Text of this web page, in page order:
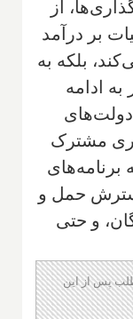
از
بر درآمد
بلکه به
ادامه
دولت‌های
مشترک
برنامه‌های
حمل و
و حتی
پس از این